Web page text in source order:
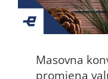
Masovna
promjena